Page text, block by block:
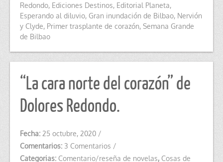
Redondo, Ediciones Destinos, Editorial Planeta,
Esperando al diluvio, Gran inundación de Bilbao, Nervión
y Clyde, Primer trasplante de corazón, Semana Grande
de Bilbao
“La cara norte del corazón” de
Dolores Redondo.
Fecha: 25 octubre, 2020 /
Comentarios: 3 Comentarios /
Categorias: Comentario/reseña de novelas, Cosas de